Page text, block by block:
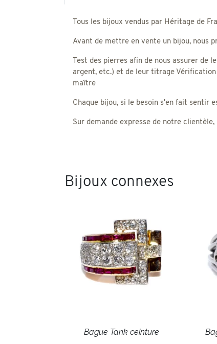
Tous les bijoux vendus par Héritage de
Avant de mettre en vente un bijou, nous
Test des pierres afin de nous assurer de
argent, etc.) et de leur titrage Vérification
maître
Chaque bijou, si le besoin s'en fait sentir
Sur demande expresse de notre
Bijoux connexes
Bague Tank ceinture